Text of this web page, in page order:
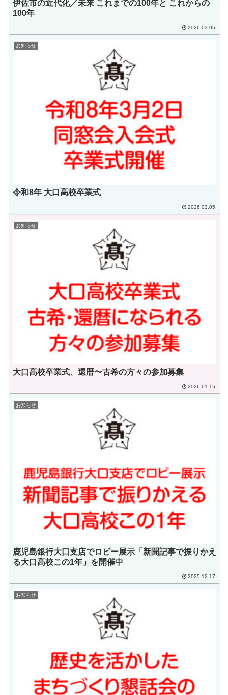
伊佐市の近代化／未来 これまでの100年と これからの
100年
2026.03.05
お知らせ
令和8年 大口高校卒業式
2026.03.05
お知らせ
大口高校卒業式、還暦〜古希の方々の参加募集
2026.01.15
お知らせ
鹿児島銀行大口支店でロビー展示「新聞記事で振りかえ
る大口高校この1年」を開催中
2025.12.17
お知らせ